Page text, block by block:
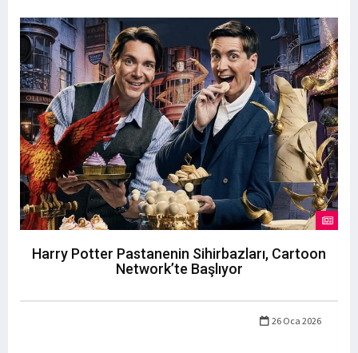
Harry Potter Pastanenin Sihirbazları, Cartoon
Network’te Başlıyor
26 Oca 2026